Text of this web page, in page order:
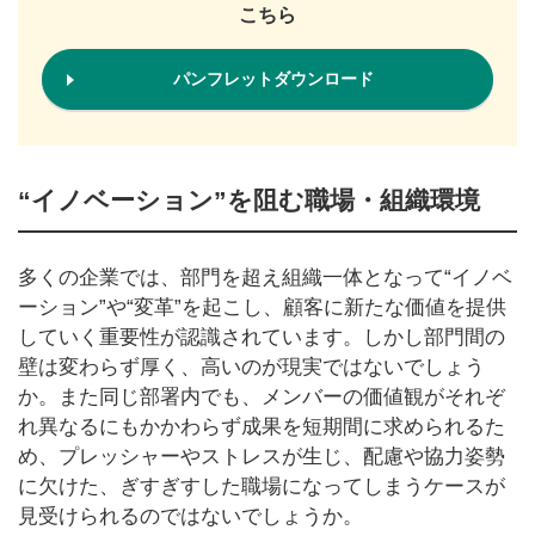
こちら
パンフレットダウンロード
“イノベーション”を阻む職場・組織環境
多くの企業では、部門を超え組織一体となって“イノベ
ーション”や“変革”を起こし、顧客に新たな価値を提供
していく重要性が認識されています。しかし部門間の
壁は変わらず厚く、高いのが現実ではないでしょう
か。また同じ部署内でも、メンバーの価値観がそれぞ
れ異なるにもかかわらず成果を短期間に求められるた
め、プレッシャーやストレスが生じ、配慮や協力姿勢
に欠けた、ぎすぎすした職場になってしまうケースが
見受けられるのではないでしょうか。